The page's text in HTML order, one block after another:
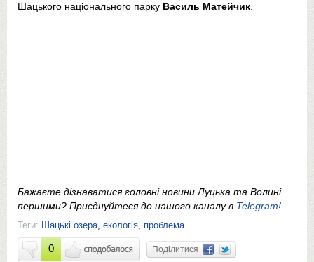
Шацького національного парку Василь Матейчик
Бажаєте дізнаватися головні новини Луцька та Волині
першими? Приєднуйтеся до нашого каналу в Telegram!
Теги: Шацькі озера екологія проблема
0 Поділитися